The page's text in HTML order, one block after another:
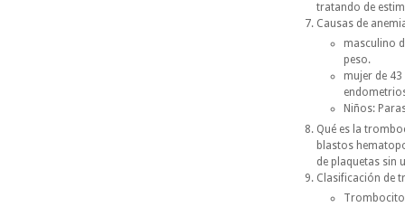
tratando de
Causas de
masculino
peso.
mujer de
Niños:
Qué es la
blastos
de plaquetas sin
Clasificación de